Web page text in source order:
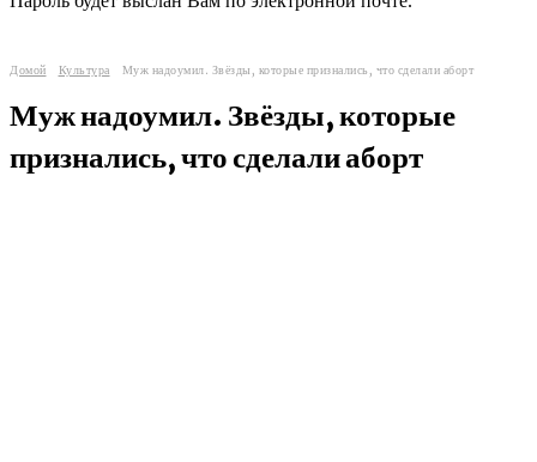
Домой Культура Муж надоумил. Звёзды, которые признались, что сделали аборт
Муж надоумил. Звёзды, которые
признались, что сделали аборт